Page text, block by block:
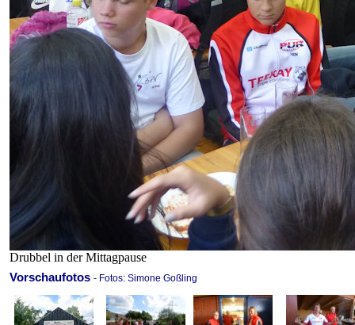
Drubbel in der Mittagpause
Vorschaufotos - Fotos: Simone Goßling